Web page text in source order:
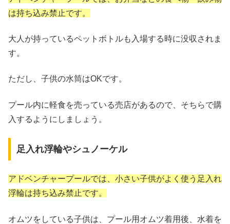
は持ち込み禁止です。
大人が持っているペットボトルも入場する時に没収されま
す。
ただし、子供の水筒はOKです。
プール内に軽食を売っている売店があるので、そちらで購
入するようにしましょう。
足入れ浮輪やシュノーケル
アドベンチャープールでは、小さい子供がよく使う足入れ
浮輪は持ち込み禁止です。
オムツをしている子供は、プール用オムツ着用後、水着を